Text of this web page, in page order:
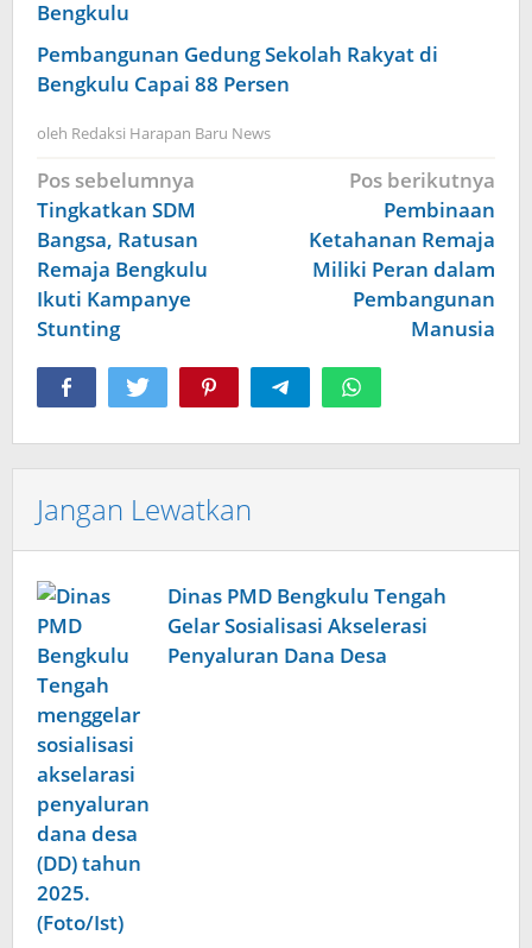
Bengkulu
Pembangunan Gedung Sekolah Rakyat di
Bengkulu Capai 88 Persen
oleh Redaksi Harapan Baru News
Navigasi
pos
Pos sebelumnya
Tingkatkan SDM
Bangsa, Ratusan
Remaja Bengkulu
Ikuti Kampanye
Stunting
Pos berikutnya
Pembinaan
Ketahanan Remaja
Miliki Peran dalam
Pembangunan
Manusia
Jangan Lewatkan
Dinas PMD Bengkulu Tengah
Gelar Sosialisasi Akselerasi
Penyaluran Dana Desa